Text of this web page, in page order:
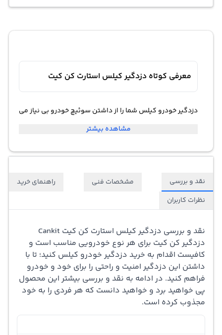
معرفی کوتاه دزدگیر کیلس استارت کن کیت
دزدگیر خودرو کیلس شما را از داشتن سوئیچ خودرو بی نیاز می
کند! امروزه دزدگیرها جزو لوازم جانبی اصلی برای خودرو
می شوند. بعضی از دزدگیرها ساده و معمولی هستند و فقط
باز و بسته کردن قفل درب خودرو را بر عهده می گیرند. با این
دزدگیر خودرو کیلس کن کیت « Cankit » از بهترین دزدگیرها
شناخته شده است. داشتن چنین محصولی علاوه بر اینکه باعث
می شود خودرو از امنیت کامل برخوردار شود؛ روشن کردن
خودرو را نیز برایتان آسان تر می کند. یکی از ویژگی های
برجسته ی این دزدگیر دارا بودن جا سوئیچی است که برای قرار
مشاهده بیشتر
نقد و بررسی مشخصات فنی
راهنمای خرید
نظرات کاربران
نقد و بررسی دزدگیر کیلس استارت کن کیت Cankit
دزدگیر کن کیت برای هر نوع خودرویی مناسب است و
کافیست اقدام به خرید دزدگیر خودرو کیلس کنید؛ تا با
داشتن این دزدگیر امنیت و راحتی را برای خود و خودرو
فراهم کنید. در ادامه به نقد و بررسی بیشتر این محصول
پی خواهید برد و خواهید دانست که هر فردی را به خود
مجذوب کرده است.